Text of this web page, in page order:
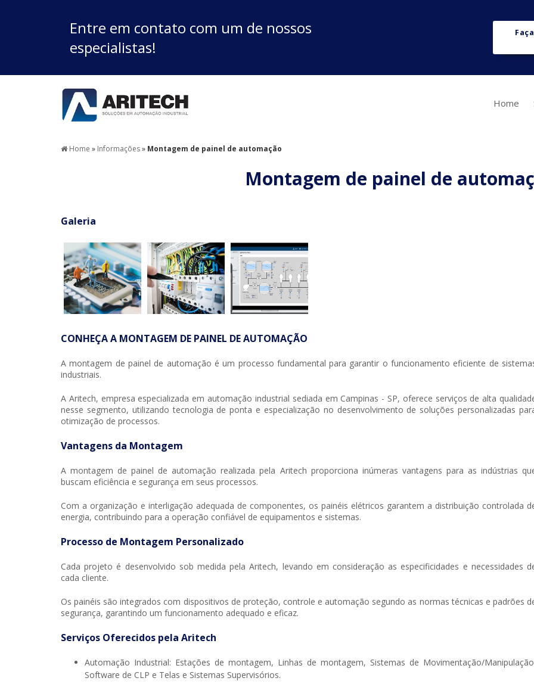
Entre em contato com um de nossos
especialistas!
Home
Home » Informações» Montagem de painel de automação
Montagem de painel de
Galeria
CONHEÇA A MONTAGEM DE PAINEL DE AUTOMAÇÃO
Amontagem de painel de automação é um processo fundamental para garantir o funcionamento eficiente de
industriais.
A Aritech, empresa especializada em automação industrial sediada em Campinas - SP, oferece serviços de alta
nesse segmento, utilizando tecnologia de ponta e especialização no desenvolvimento de soluções personalizadas
otimização de processos.
Vantagens da Montagem
Amontagem de painel de automação realizada pela Aritech proporciona inúmeras vantagens para as indústrias
buscam eficiência e segurança em seus processos.
Com a organização e interligação adequada de componentes, os painéis elétricos garantem a distribuição controlada
energia, contribuindo para a operação confiável de equipamentos e sistemas.
Processo de Montagem Personalizado
Cada projeto é desenvolvido sob medida pela Aritech, levando em consideração as especificidades e necessidades
cada cliente.
Os painéis são integrados com dispositivos de proteção, controle e automação segundo as normas técnicas e padrões
segurança, garantindo um funcionamento adequado e eficaz.
Serviços Oferecidos pela Aritech
Automação Industrial: Estações de montagem, Linhas de montagem, Sistemas de Movimentação/
Software de CLP e Telas e Sistemas Supervisórios.